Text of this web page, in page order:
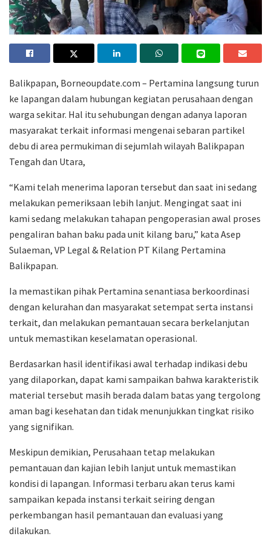
Balikpapan, Borneoupdate.com – Pertamina langsung turun
ke lapangan dalam hubungan kegiatan perusahaan dengan
warga sekitar. Hal itu sehubungan dengan adanya laporan
masyarakat terkait informasi mengenai sebaran partikel
debu di area permukiman di sejumlah wilayah Balikpapan
Tengah dan Utara,
“Kami telah menerima laporan tersebut dan saat ini sedang
melakukan pemeriksaan lebih lanjut. Mengingat saat ini
kami sedang melakukan tahapan pengoperasian awal proses
pengaliran bahan baku pada unit kilang baru,” kata Asep
Sulaeman, VP Legal & Relation PT Kilang Pertamina
Balikpapan.
Ia memastikan pihak Pertamina senantiasa berkoordinasi
dengan kelurahan dan masyarakat setempat serta instansi
terkait, dan melakukan pemantauan secara berkelanjutan
untuk memastikan keselamatan operasional.
Berdasarkan hasil identifikasi awal terhadap indikasi debu
yang dilaporkan, dapat kami sampaikan bahwa karakteristik
material tersebut masih berada dalam batas yang tergolong
aman bagi kesehatan dan tidak menunjukkan tingkat risiko
yang signifikan.
Meskipun demikian, Perusahaan tetap melakukan
pemantauan dan kajian lebih lanjut untuk memastikan
kondisi di lapangan. Informasi terbaru akan terus kami
sampaikan kepada instansi terkait seiring dengan
perkembangan hasil pemantauan dan evaluasi yang
dilakukan.